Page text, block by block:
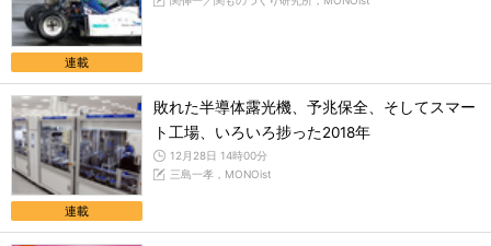
連載
連載
敗れた半導体露光機、予兆保全、そしてスマー
ト工場、いろいろ捗った2018年
12月28日 14時00分
三島一孝，MONOist